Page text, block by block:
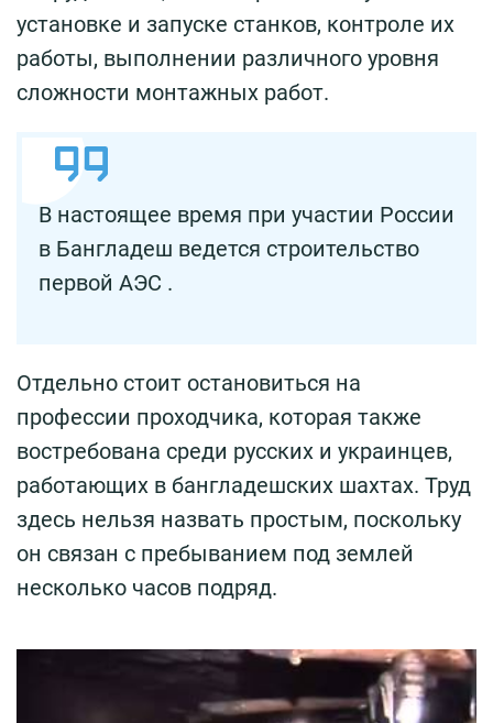
установке и запуске станков, контроле их
работы, выполнении различного уровня
сложности монтажных работ.
В настоящее время при участии России
в Бангладеш ведется строительство
первой АЭС .
Отдельно стоит остановиться на
профессии проходчика, которая также
востребована среди русских и украинцев,
работающих в бангладешских шахтах. Труд
здесь нельзя назвать простым, поскольку
он связан с пребыванием под землей
несколько часов подряд.